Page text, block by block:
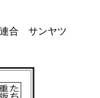
合 サンヤツ